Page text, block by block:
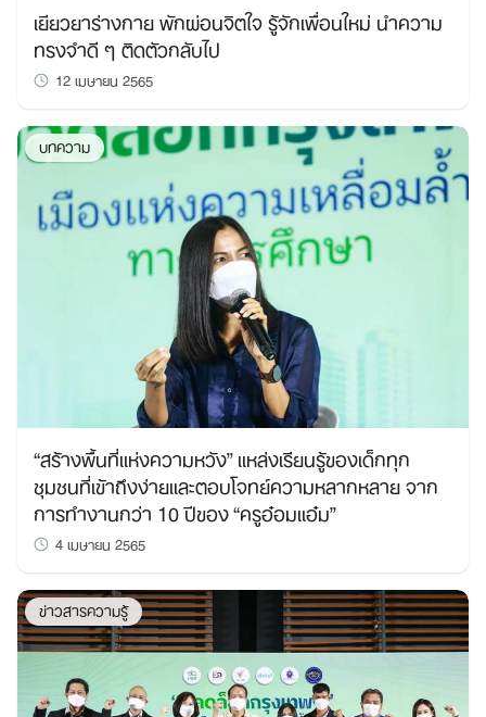
เยียวยาร่างกาย พักผ่อนจิตใจ รู้จักเพื่อนใหม่ นำความ
ทรงจำดี ๆ ติดตัวกลับไป
12 เมษายน 2565
บทความ
“สร้างพื้นที่แห่งความหวัง” แหล่งเรียนรู้ของเด็กทุก
ชุมชนที่เข้าถึงง่ายและตอบโจทย์ความหลากหลาย จาก
การทำงานกว่า 10 ปีของ “ครูอ๋อมแอ๋ม”
4 เมษายน 2565
ข่าวสารความรู้